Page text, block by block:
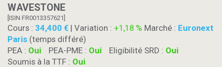
WAVESTONE
[ISIN FR0013357621]
Cours : 34,400 | Variation : +1,18 % Marché : Euronext
Paris (temps différé)
PEA : Oui PEA-PME : Oui Eligibilité SRD : Oui
Soumis à la TTF : Oui